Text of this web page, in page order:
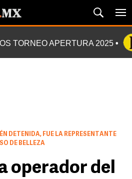
TORNEO APERTURA 2025
DETENIDA, FUE LA REPRESENTANTE
DE BELLEZA
operador del